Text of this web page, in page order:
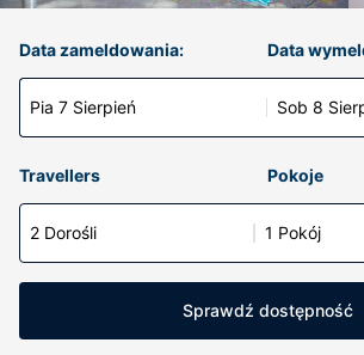
Data zameldowania:
Pia 7 Sierpień
Data
Sob 8
Travellers Pokoje
2 Dorośli 1 Pokój
Sprawdź dostępność